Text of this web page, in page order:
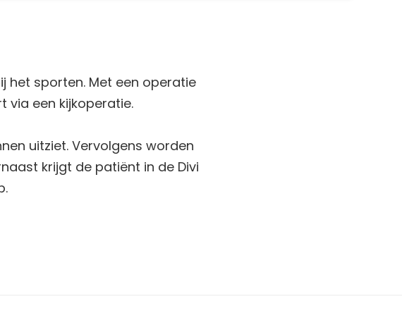
het sporten. Met een operatie
via een kijkoperatie.
uitziet. Vervolgens worden
krijgt de patiënt in de Divi